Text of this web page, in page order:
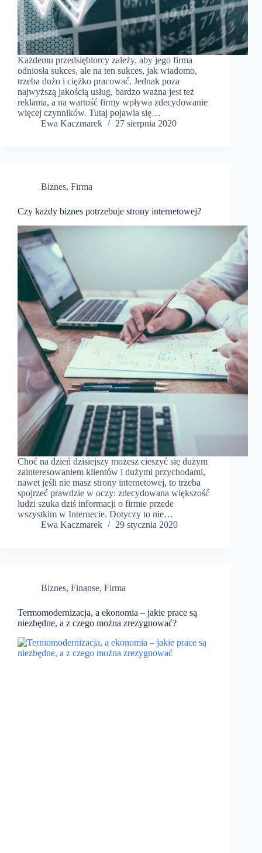
Każdemu przedsiębiorcy zależy, aby jego firma
odniosła sukces, ale na ten sukces, jak wiadomo,
trzeba dużo i ciężko pracować. Jednak poza
najwyższą jakością usług, bardzo ważna jest też
reklama, a na wartość firmy wpływa zdecydowanie
więcej czynników. Tutaj pojawia się…
​Ewa Kaczmarek
27 sierpnia 2020
Biznes, Firma
Czy każdy biznes potrzebuje strony internetowej?
Choć na dzień dzisiejszy możesz cieszyć się dużym
zainteresowaniem klientów i dużymi przychodami,
nawet jeśli nie masz strony internetowej, to trzeba
spojrzeć prawdzie w oczy: zdecydowana większość
ludzi szuka dziś informacji o firmie przede
wszystkim w Internecie. Dotyczy to nie…
​Ewa Kaczmarek
29 stycznia 2020
Biznes, Finanse, Firma
Termomodernizacja, a ekonomia – jakie prace są
niezbędne, a z czego można zrezygnować?